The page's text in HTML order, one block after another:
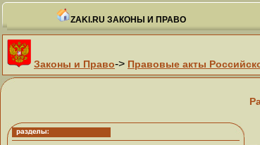
ZAKI.RU ЗАКОНЫ И ПРАВО
Законы и Право-> Правовые акты